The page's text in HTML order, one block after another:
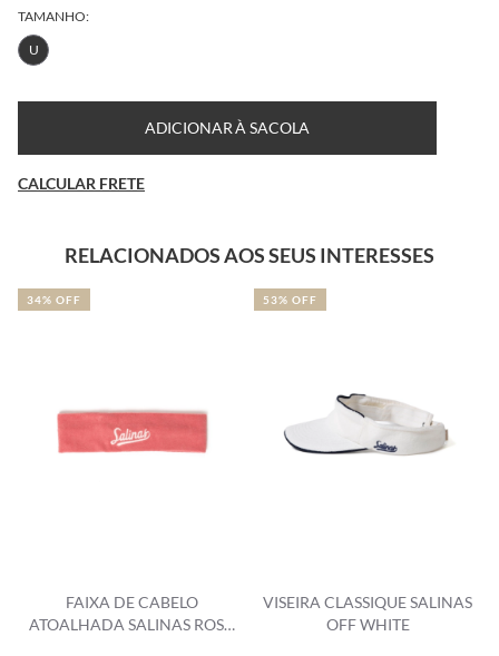
TAMANHO:
U
ADICIONAR À SACOLA
CALCULAR FRETE
RELACIONADOS AOS SEUS INTERESSES
FAIXA DE CABELO
ATOALHADA SALINAS ROSA
34% OFF
VISEIRA CLASSIQUE SALINAS
OFF WHITE
53% OFF